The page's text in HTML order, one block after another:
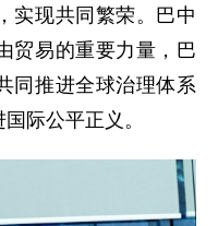
实现共同繁荣。巴中
贸易的重要力量，巴
同推进全球治理体系
际公平正义。